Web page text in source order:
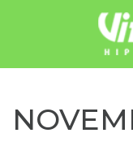
Pular
conteúdo